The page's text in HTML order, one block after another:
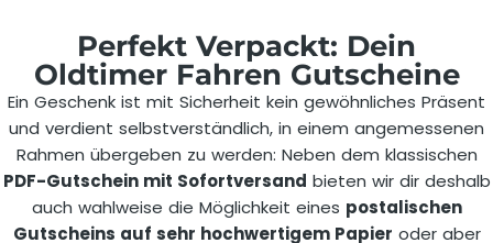
Perfekt Verpackt: Dein
Oldtimer Fahren Gutscheine
Ein Geschenk ist mit Sicherheit kein gewöhnliches Präsent
und verdient selbstverständlich, in einem angemessenen
Rahmen übergeben zu werden: Neben dem klassischen
PDF-Gutschein mit Sofortversand bieten wir dir deshalb
auch wahlweise die Möglichkeit eines postalischen
Gutscheins auf sehr hochwertigem Papier oder aber